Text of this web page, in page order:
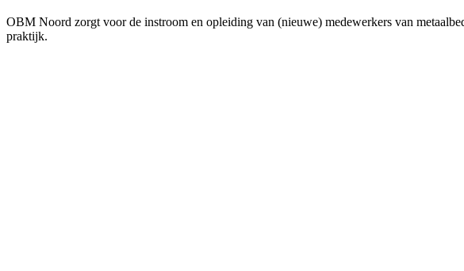
OBM Noord zorgt voor de instroom en opleiding van (nieuwe) medewerkers van
praktijk.